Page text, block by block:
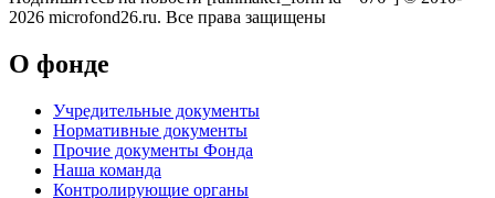
2026 microfond26.ru. Все права защищены
О фонде
Учредительные документы
Нормативные документы
Прочие документы Фонда
Наша команда
Контролирующие органы